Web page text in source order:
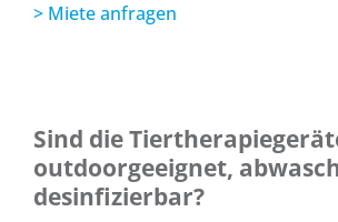
> Miete anfragen
Sind die
outdoorgeeignet,
desinfizierbar?